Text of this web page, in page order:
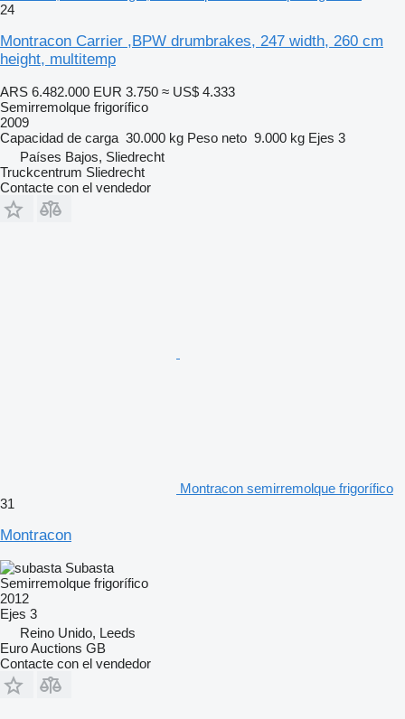
24
Montracon Carrier ,BPW drumbrakes, 247 width, 260 cm
height, multitemp
ARS 6.482.000 EUR 3.750 ≈ US$ 4.333
Semirremolque frigorífico
2009
Capacidad de carga 30.000 kg Peso neto 9.000 kg Ejes 3
Países Bajos, Sliedrecht
Truckcentrum Sliedrecht
Contacte con el vendedor
Montracon semirremolque frigorífico
31
Montracon
Subasta
Semirremolque frigorífico
2012
Ejes 3
Reino Unido, Leeds
Euro Auctions GB
Contacte con el vendedor